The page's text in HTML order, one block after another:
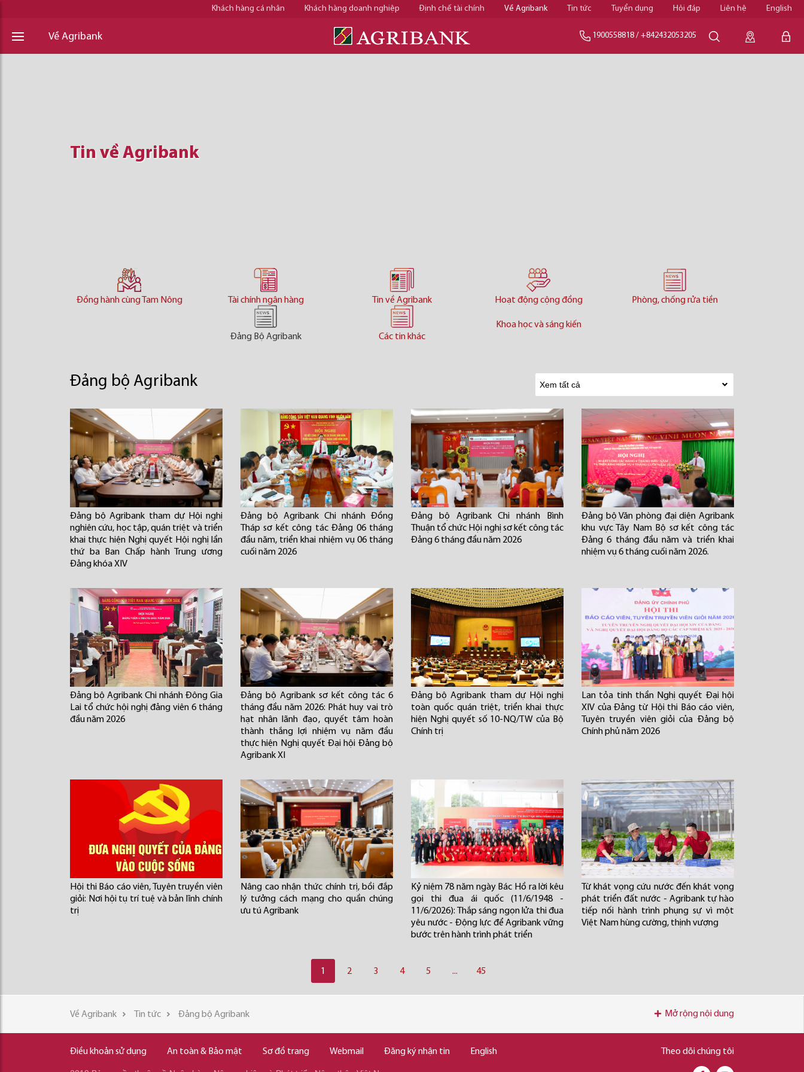
Khách hàng cá nhân Khách hàng doanh nghiệp Định chế tài chính Về Agribank Tin tức Tuyển dụng Hỏi đáp Liên hệ English
Về Agribank 1900558818 / +842432053205
Tin về Agribank
Tin về Agribank
Tin về Agribank
Đồng hành cùng Tam Nông Tài chính ngân hàng Tin về Agribank Hoạt động cộng đồng Phòng, chống rửa tiền
Đảng Bộ Agribank Các tin khác
Khoa học và sáng kiến
Đảng bộ Agribank
Đảng bộ Agribank tham dự Hội nghị
nghiên cứu, học tập, quán triệt và triển
khai thực hiện Nghị quyết Hội nghị lần
thứ ba Ban Chấp hành Trung ương
Đảng khóa XIV
Đảng bộ Agribank Chi nhánh Đồng
Tháp sơ kết công tác Đảng 06 tháng
đầu năm, triển khai nhiệm vụ 06 tháng
cuối năm 2026
Đảng bộ Agribank Chi nhánh Bình
Thuận tổ chức Hội nghị sơ kết công tác
Đảng 6 tháng đầu năm 2026
Đảng bộ Văn phòng đại diện Agribank
khu vực Tây Nam Bộ sơ kết công tác
Đảng 6 tháng đầu năm và triển khai
nhiệm vụ 6 tháng cuối năm 2026.
Đảng bộ Agribank Chi nhánh Đông Gia
Lai tổ chức hội nghị đảng viên 6 tháng
đầu năm 2026
Đảng bộ Agribank sơ kết công tác 6
tháng đầu năm 2026: Phát huy vai trò
hạt nhân lãnh đạo, quyết tâm hoàn
thành thắng lợi nhiệm vụ năm đầu
thực hiện Nghị quyết Đại hội Đảng bộ
Agribank XI
Đảng bộ Agribank tham dự Hội nghị
toàn quốc quán triệt, triển khai thực
hiện Nghị quyết số 10-NQ/TW của Bộ
Chính trị
Lan tỏa tinh thần Nghị quyết Đại hội
XIV của Đảng từ Hội thi Báo cáo viên,
Tuyên truyền viên giỏi của Đảng bộ
Chính phủ năm 2026
Hội thi Báo cáo viên, Tuyên truyền viên
giỏi: Nơi hội tụ trí tuệ và bản lĩnh chính
trị
Nâng cao nhận thức chính trị, bồi đắp
lý tưởng cách mạng cho quần chúng
ưu tú Agribank
Kỷ niệm 78 năm ngày Bác Hồ ra lời kêu
gọi thi đua ái quốc (11/6/1948 -
11/6/2026): Thắp sáng ngọn lửa thi đua
yêu nước - Động lực để Agribank vững
bước trên hành trình phát triển
Từ khát vọng cứu nước đến khát vọng
phát triển đất nước - Agribank tự hào
tiếp nối hành trình phụng sự vì một
Việt Nam hùng cường, thịnh vượng
1 2 3 4 5 ... 45
Về Agribank Tin tức Đảng bộ Agribank Mở rộng nội dung
Điều khoản sử dụng An toàn & Bảo mật Sơ đồ trang Webmail Đăng ký nhận tin English Theo dõi chúng tôi